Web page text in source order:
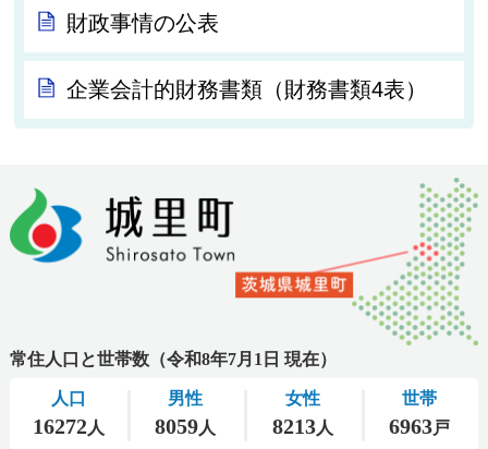
財政事情の公表
企業会計的財務書類（財務書類4表）